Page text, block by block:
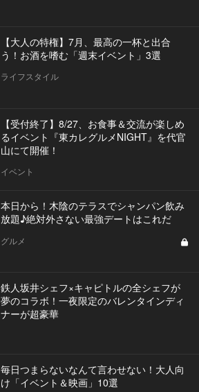
【大人の特権】7月、最高の一杯と出合
う！お酒を嗜む「週末イベント」3選
ライフスタイル
【受付終了】8/27、お食事＆交流が楽しめ
るイベント『東カレグルメNIGHT』を代官
山にて開催！
イベント
本日から！木陰のテラスでシャンパン飲み
放題♪絶対外さない最強デートはこれだ
グルメ
鉄人坂井シェフ×キャピトルの全シェフが
夢のコラボ！一夜限定のバレンタインディ
ナーが超豪華
毎日つまらないなんて言わせない！大人向
け「イベント＆映画」10選